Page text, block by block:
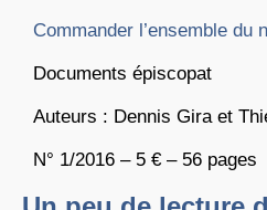
Commander l’ensemble du
Documents épiscopat
Auteurs : Dennis Gira et
N° 1/2016 – 5 € – 56 pages